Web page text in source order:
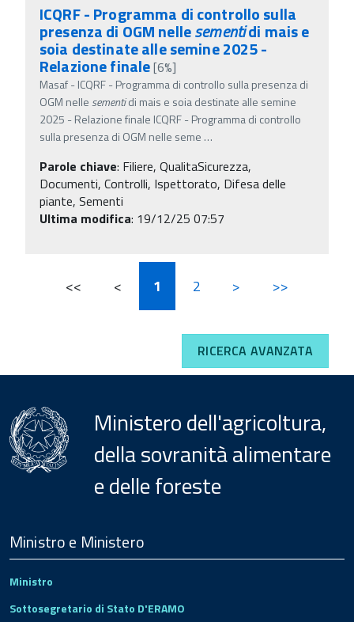
ICQRF - Programma di controllo sulla
presenza di OGM nellesementidi mais e
soia destinate alle semine 2025 -
Relazione finale[6%]
Masaf - ICQRF - Programma di controllo sulla presenza di
OGM nelle sementidi mais e soia destinate alle semine
2025 - Relazione finale ICQRF - Programma di controllo
sulla presenza di OGM nelle seme …
Parole chiave: Filiere, QualitaSicurezza,
Documenti, Controlli, Ispettorato, Difesa delle
piante, Sementi
Ultima modifica: 19/12/25 07:57
<< < 1 2 > >>
RICERCA AVANZATA
Ministero dell'agricoltura,
della sovranità alimentare
e delle foreste
Footer
Ministro e Ministero
Ministro
Sottosegretario di Stato D'ERAMO